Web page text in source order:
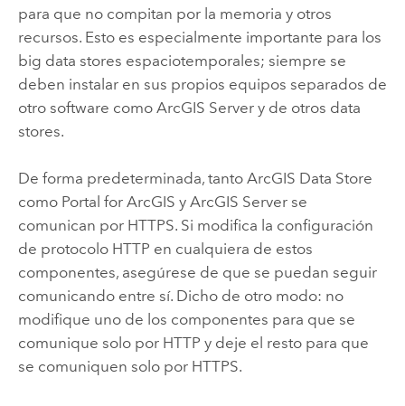
para que no compitan por la memoria y otros
recursos. Esto es especialmente importante para los
big data stores espaciotemporales; siempre se
deben instalar en sus propios equipos separados de
otro software como ArcGIS Servery de otros data
stores.
De forma predeterminada, tanto ArcGIS Data Store
como Portal for ArcGIS y ArcGIS Serverse
comunican por HTTPS. Si modifica la configuración
de protocolo HTTP en cualquiera de estos
componentes, asegúrese de que se puedan seguir
comunicando entre sí. Dicho de otro modo: no
modifique uno de los componentes para que se
comunique solo por HTTP y deje el resto para que
se comuniquen solo por HTTPS.